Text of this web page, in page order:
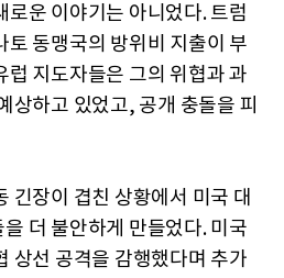
로운 이야기는 아니었다. 트럼
토 동맹국의 방위비 지출이 부
럽 지도자들은 그의 위협과 과
상하고 있었고, 공개 충돌을 피
긴장이 겹친 상황에서 미국 대
더 불안하게 만들었다. 미국
상선 공격을 감행했다며 추가